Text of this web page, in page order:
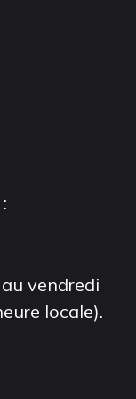
vendredi
locale).